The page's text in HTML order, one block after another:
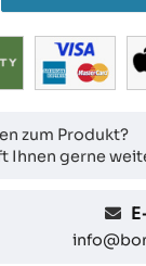
zum Produkt?
Ihnen gerne